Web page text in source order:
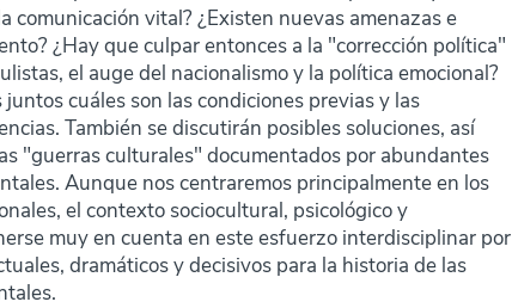
comunicación vital? ¿Existen nuevas amenazas e
¿Hay que culpar entonces a la "corrección política"
el auge del nacionalismo y la política emocional?
cuáles son las condiciones previas y las
También se discutirán posibles soluciones, así
"guerras culturales" documentados por abundantes
Aunque nos centraremos principalmente en los
el contexto sociocultural, psicológico y
muy en cuenta en este esfuerzo interdisciplinar por
dramáticos y decisivos para la historia de las